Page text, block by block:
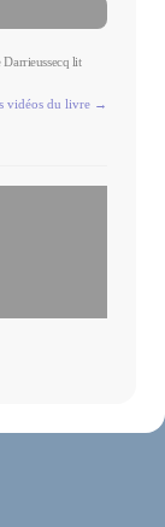
lit
vidéos du livre →